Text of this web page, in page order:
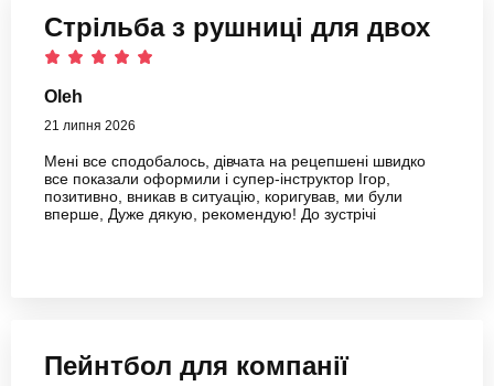
Стрільба з рушниці для двох
Oleh
21 липня 2026
Мені все сподобалось, дівчата на рецепшені швидко
все показали оформили і супер-інструктор Ігор,
позитивно, вникав в ситуацію, коригував, ми були
вперше, Дуже дякую, рекомендую! До зустрічі
Пейнтбол для компанії